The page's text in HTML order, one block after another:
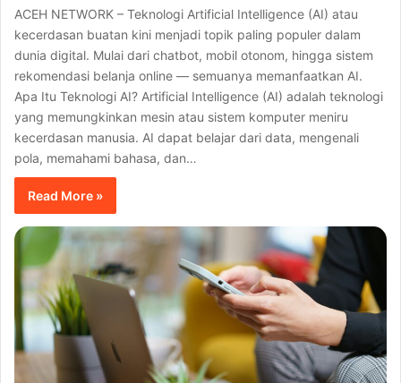
ACEH NETWORK – Teknologi Artificial Intelligence (AI) atau
kecerdasan buatan kini menjadi topik paling populer dalam
dunia digital. Mulai dari chatbot, mobil otonom, hingga sistem
rekomendasi belanja online — semuanya memanfaatkan AI.
Apa Itu Teknologi AI? Artificial Intelligence (AI) adalah teknologi
yang memungkinkan mesin atau sistem komputer meniru
kecerdasan manusia. AI dapat belajar dari data, mengenali
pola, memahami bahasa, dan…
Read More »